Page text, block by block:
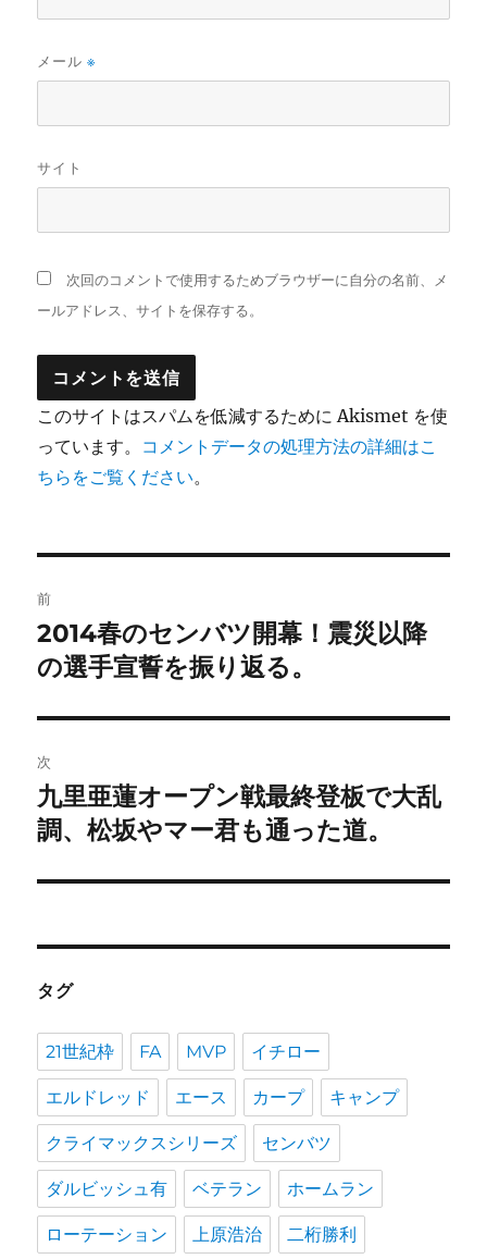
メール※
サイト
次回のコメントで使用するためブラウザーに自分の名前、メ
ールアドレス、サイトを保存する。
このサイトはスパムを低減するために Akismet を使
っています。 コメントデータの処理方法の詳細はこ
ちらをご覧ください。
稿
ナ
ビ
ゲ
ー
シ
ン
前
前
の
稿:
2014春のセンバツ開幕！震災以降
の選手宣誓を振り返る。
次
次
の
稿:
九里亜蓮オープン戦最終登板で大乱
調、松坂やマー君も通った道。
タグ
21世紀枠 FA MVP イチロー
エルドレッド エース カープ キャンプ
クライマックスシリーズ センバツ
ダルビッシュ有 ベテラン ホームラン
ローテーション 上原浩治 二桁勝利